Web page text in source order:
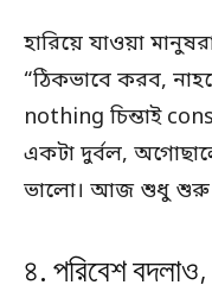
হারিয়ে যাওয়া
“ঠিকভাবে করব,
nothing চিন্তাই
একটা দুর্বল,
ভালো। আজ শুধু শুরু
৪. পরিবেশ